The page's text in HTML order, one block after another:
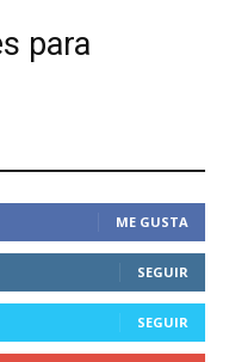
para
ME GUSTA
SEGUIR
SEGUIR